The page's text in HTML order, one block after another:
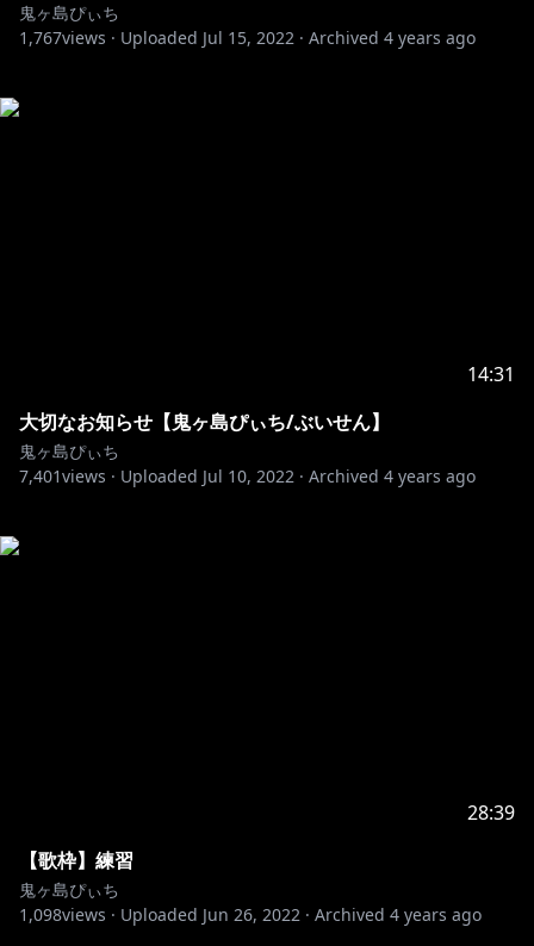
鬼ヶ島ぴぃち
1,767views · Uploaded Jul 15, 2022 · Archived 4 years ago
14:31
大切なお知らせ【鬼ヶ島ぴぃち/ぶいせん】
鬼ヶ島ぴぃち
7,401views · Uploaded Jul 10, 2022 · Archived 4 years ago
28:39
【歌枠】練習
鬼ヶ島ぴぃち
1,098views · Uploaded Jun 26, 2022 · Archived 4 years ago